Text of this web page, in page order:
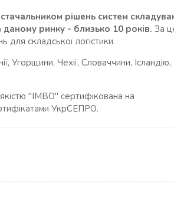
рішень систем
ринку - близько 10 років. За
складської логістики.
Угорщини, Чехії, Словаччини, Ісландію,
"ІМВО" сертифікована на
УкрСЕПРО.